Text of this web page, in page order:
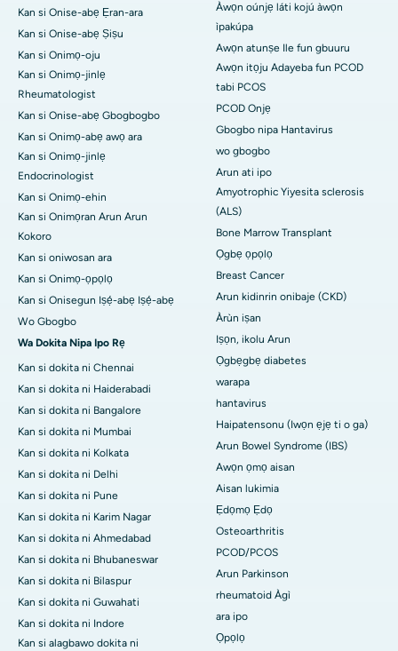
Kan si Onise-abẹ Ẹran-ara
Kan si Onise-abẹ Ṣiṣu
Kan si Onimọ-oju
Kan si Onimọ-jinlẹ
Rheumatologist
Kan si Onise-abẹ Gbogbogbo
Kan si Onimọ-abẹ awọ ara
Kan si Onimọ-jinlẹ
Endocrinologist
Kan si Onimọ-ehin
Kan si Onimọran Arun Arun
Kokoro
Kan si oniwosan ara
Kan si Onimọ-ọpọlọ
Kan si Onisegun Iṣẹ́-abẹ Iṣẹ́-abẹ
Wo Gbogbo
Wa Dokita Nipa Ipo Rẹ
Kan si dokita ni Chennai
Kan si dokita ni Haiderabadi
Kan si dokita ni Bangalore
Kan si dokita ni Mumbai
Kan si dokita ni Kolkata
Kan si dokita ni Delhi
Kan si dokita ni Pune
Kan si dokita ni Karim Nagar
Kan si dokita ni Ahmedabad
Kan si dokita ni Bhubaneswar
Kan si dokita ni Bilaspur
Kan si dokita ni Guwahati
Kan si dokita ni Indore
Kan si alagbawo dokita ni
Àwọn oúnjẹ láti kojú àwọn
ìpakúpa
Awọn atunṣe Ile fun gbuuru
Awọn itọju Adayeba fun PCOD
tabi PCOS
PCOD Onjẹ
Gbogbo nipa Hantavirus
wo gbogbo
Arun ati ipo
Amyotrophic Yiyesita sclerosis
(ALS)
Bone Marrow Transplant
Ọgbẹ ọpọlọ
Breast Cancer
Arun kidinrin onibaje (CKD)
Àrùn iṣan
Iṣọn, ikolu Arun
Ọgbẹgbẹ diabetes
warapa
hantavirus
Haipatensonu (Iwọn ẹjẹ ti o ga)
Arun Bowel Syndrome (IBS)
Awọn ọmọ aisan
Aisan lukimia
Ẹdọmọ Ẹdọ
Osteoarthritis
PCOD/PCOS
Arun Parkinson
rheumatoid Àgì
ara ipo
Ọpọlọ